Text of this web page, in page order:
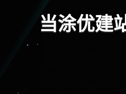
当涂优建